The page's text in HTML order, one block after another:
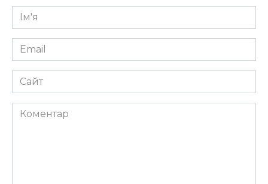
Ім'я
*
Email
*
Сайт
Коментар